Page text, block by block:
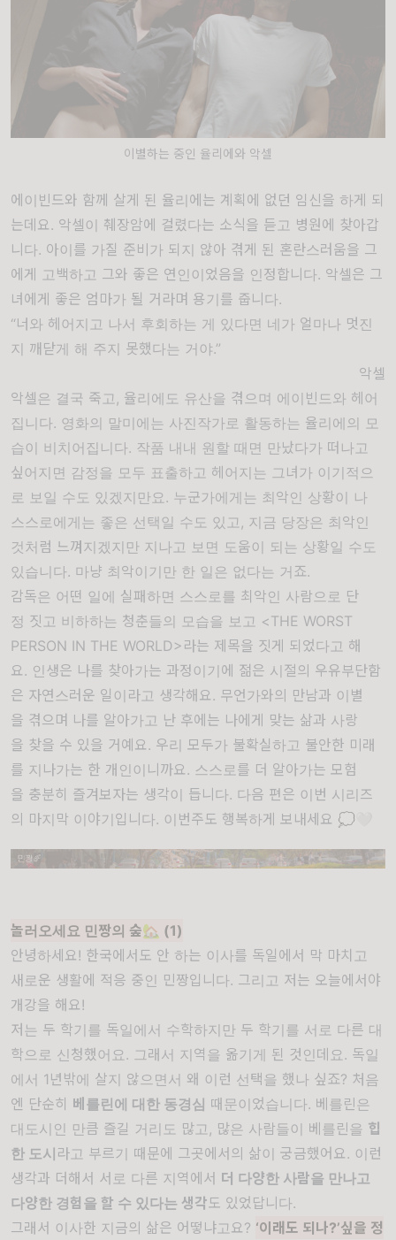
이별하는 중인 율리에와 악셀
에이빈드와 함께 살게 된 율리에는 계획에 없던 임신을 하게 되
는데요. 악셀이 췌장암에 걸렸다는 소식을 듣고 병원에 찾아갑
니다. 아이를 가질 준비가 되지 않아 겪게 된 혼란스러움을 그
에게 고백하고 그와 좋은 연인이었음을 인정합니다. 악셀은 그
녀에게 좋은 엄마가 될 거라며 용기를 줍니다.
“너와 헤어지고 나서 후회하는 게 있다면 네가 얼마나 멋진
지 깨닫게 해 주지 못했다는 거야.”
악셀
악셀은 결국 죽고 , 율리에도 유산을 겪으며 에이빈드와 헤어
집니다. 영화의 말미에는 사진작가로 활동하는 율리에의 모
습이 비치어집니다. 작품 내내 원할 때면 만났다가 떠나고
싶어지면 감정을 모두 표출하고 헤어지는 그녀가 이기적으
로 보일 수도 있겠지만요. 누군가에게는 최악인 상황이 나
스스로에게는 좋은 선택일 수도 있고, 지금 당장은 최악인
것처럼 느껴지겠지만 지나고 보면 도움이 되는 상황일 수도
있습니다. 마냥 최악이기만 한 일은 없다는 거죠.
감독은 어떤 일에 실패하면 스스로를 최악인 사람으로 단
정 짓고 비하하는 청춘들의 모습을 보고 <THE WORST
PERSON IN THE WORLD> 라는 제목을 짓게 되었다고 해
요. 인생은 나를 찾아가는 과정이기에 젊은 시절의 우유부단함
은 자연스러운 일이라고 생각해요. 무언가와의 만남과 이별
을 겪으며 나를 알아가고 난 후에는 나에게 맞는 삶과 사랑
을 찾을 수 있을 거예요. 우리 모두가 불확실하고 불안한 미래
를 지나가는 한 개인이니까요. 스스로를 더 알아가는 모험
을 충분히 즐겨보자는 생각이 듭니다. 다음 편은 이번 시리즈
의 마지막 이야기입니다. 이번주도 행복하게 보내세요 💭🤍
놀러오세요 민짱의 숲🏡 (1)
안녕하세요! 한국에서도 안 하는 이사를 독일에서 막 마치고
새로운 생활에 적응 중인 민짱입니다. 그리고 저는 오늘에서야
개강을 해요!
저는 두 학기를 독일에서 수학하지만 두 학기를 서로 다른 대
학으로 신청했어요. 그래서 지역을 옮기게 된 것인데요. 독일
에서 1년밖에 살지 않으면서 왜 이런 선택을 했나 싶죠? 처음
엔 단순히 베를린에 대한 동경심 때문이었습니다. 베를린은
대도시인 만큼 즐길 거리도 많고, 많은 사람들이 베를린을 힙
한 도시 라고 부르기 때문에 그곳에서의 삶이 궁금했어요. 이런
생각과 더해서 서로 다른 지역에서 더 다양한 사람을 만나고
다양한 경험을 할 수 있다는 생각도 있었답니다.
그래서 이사한 지금의 삶은 어떻냐고요? ‘이래도 되나?’싶을 정